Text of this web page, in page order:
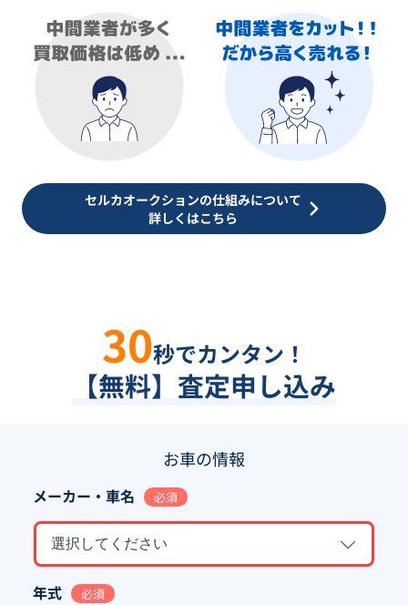
セルカオークションの仕組みについて
詳しくはこちら
30秒でカンタン！
【無料】査定申し込み
お車の情報
メーカー・車名 必須
選択してください
年式 必須